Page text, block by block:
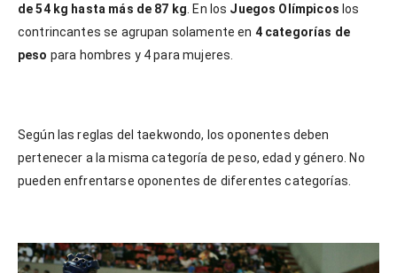
de 54 kg hasta más de 87 kg . En los Juegos Olímpicos los
contrincantes se agrupan solamente en 4 categorías de
peso para hombres y 4 para mujeres.
Según las reglas del taekwondo, los oponentes deben
pertenecer a la misma categoría de peso, edad y género. No
pueden enfrentarse oponentes de diferentes categorías.